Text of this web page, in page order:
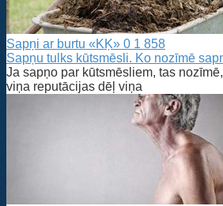
Sapņi ar burtu «KĶ» 0 1 858
Sapņu tulks kūtsmēsli. Ko nozīmē
Ja sapņo par kūtsmēsliem, tas
viņa reputācijas dēļ viņa